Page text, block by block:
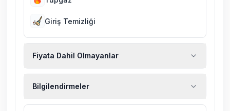
Giriş Temizliği
Fiyata Dahil Olmayanlar
sigortaları fiyatlara dahil değildir.
Bilgilendirmeler